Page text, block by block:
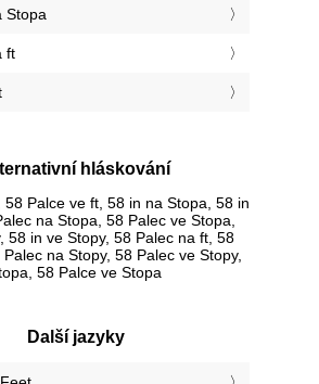
Stopa
ft
hláskování
58 Palce ve ft, 58 in na Stopa, 58 in
na Stopa, 58 Palec ve Stopa,
58 in ve Stopy, 58 Palec na ft, 58
na Stopy, 58 Palec ve Stopy,
58 Palce ve Stopa
Další jazyky